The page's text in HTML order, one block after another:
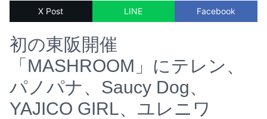
X Post LINE Facebook
初の東阪開催
「MASHROOM」にテレン、
パノパナ、Saucy Dog、
YAJICO GIRL、ユレニワ